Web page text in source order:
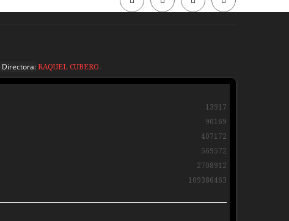
Directora: RAQUEL CUBERO.
13917
90169
407172
569572
2708912
109386463